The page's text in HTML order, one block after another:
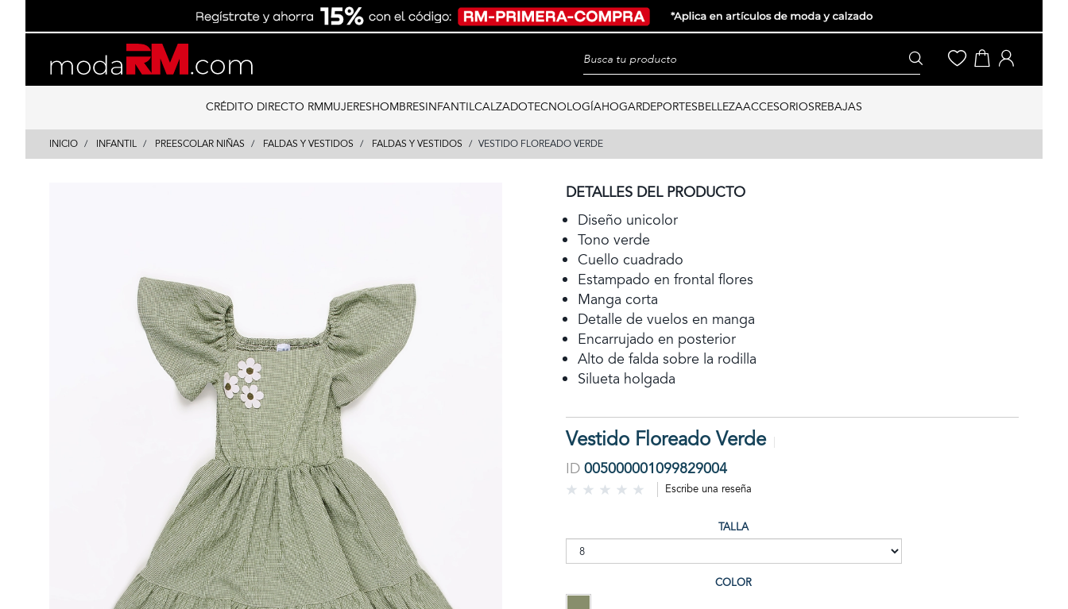
content
navigation
CRÉDITO DIRECTO RMMUJERESHOMBRESINFANTILCALZADOTECNOLOGÍAHOGARDEPORTESBELLEZAACCESORIOSREBAJAS
INICIO INFANTIL PREESCOLAR NIÑAS FALDAS Y VESTIDOS FALDAS Y VESTIDOS VESTIDO FLOREADO VERDE
DETALLES DEL PRODUCTO
Diseño unicolor
Tono verde
Cuello cuadrado
Estampado en frontal flores
Manga corta
Detalle de vuelos en manga
Encarrujado en posterior
Alto de falda sobre la rodilla
Silueta holgada
Vestido Floreado Verde
ID 005000001099829004
Escribe una reseña
TALLA
COLOR